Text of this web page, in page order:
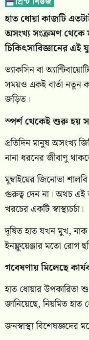
হাত ধোয়া কাজটি
অসংখ্য সংক্রমণ থেকে
চিকিৎসাবিজ্ঞানের
ভ্যাকসিন বা
সময়ও একই বার্তা নতুন
জড়িত।
স্পর্শ থেকেই শুরু হয়
প্রতিদিন মানুষ অসংখ্য
নানা ধরনের জীবাণু
মুম্বাইয়ের জিনোভা
গুরুত্ব দেন না। অথচ এই
খরচের একটি স্বাস্থ্যচর্চা।
দূষিত হাত যখন মুখ, নাক
ইনফ্লুয়েঞ্জার মতো রোগ
গবেষণায় মিলেছে
হাত ধোয়ার উপকারিতা
জানিয়েছে, নিয়মিত হাত
জনস্বাস্থ্য